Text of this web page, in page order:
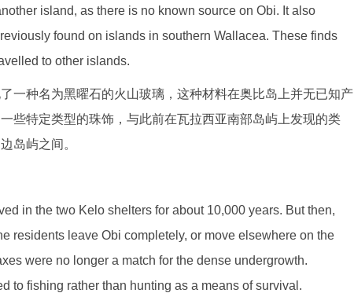
island, as there is no known source on Obi. It also
found on islands in southern Wallacea. These finds
to other islands.
一种名为黑曜石的火山玻璃，这种材料在奥比岛上并无已知产
些特定类型的珠饰，与此前在瓦拉西亚南部岛屿上发现的类
岛屿之间。
in the two Kelo shelters for about 10,000 years. But then,
residents leave Obi completely, or move elsewhere on the
were no longer a match for the dense undergrowth.
to fishing rather than hunting as a means of survival.